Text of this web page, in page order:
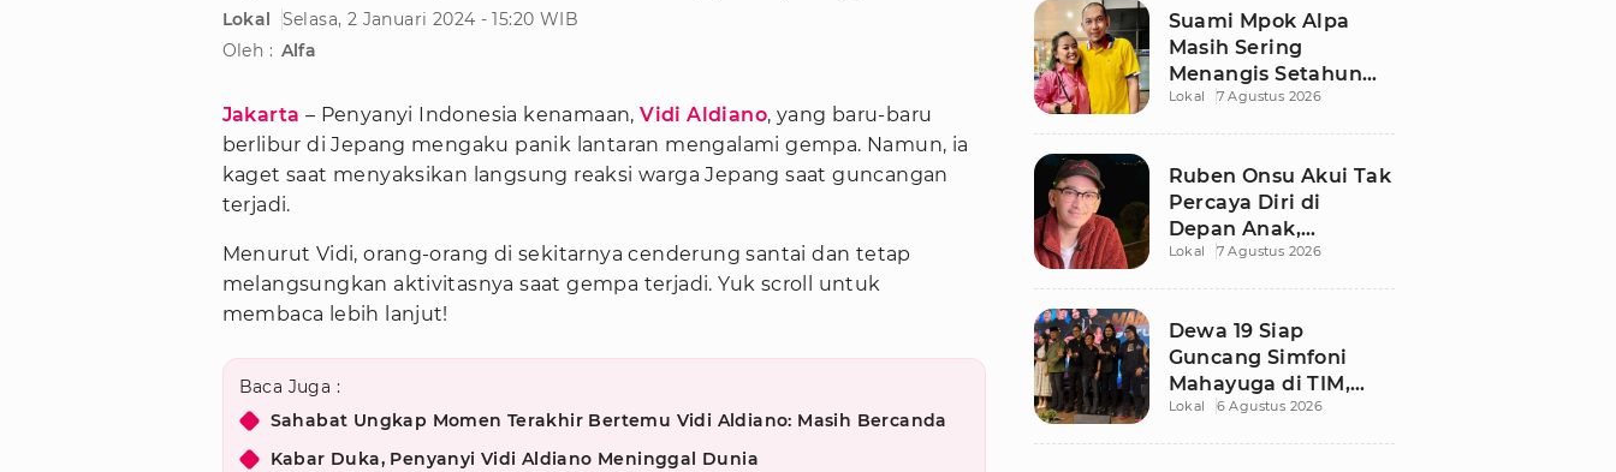
Lokal
Selasa, 2 Januari 2024 - 15:20 WIB
Oleh : Alfa
Jakarta – Penyanyi Indonesia kenamaan,Vidi Aldiano, yang baru-baru
berlibur di Jepang mengaku panik lantaran mengalami gempa. Namun, ia
kaget saat menyaksikan langsung reaksi warga Jepang saat guncangan
terjadi.
Menurut Vidi, orang-orang di sekitarnya cenderung santai dan tetap
melangsungkan aktivitasnya saat gempa terjadi. Yuk scroll untuk
membaca lebih lanjut!
Baca Juga :
Sahabat Ungkap Momen Terakhir Bertemu Vidi Aldiano: Masih Bercanda
Kabar Duka, Penyanyi Vidi Aldiano Meninggal Dunia
Suami Mpok Alpa
Masih Sering
Menangis Setahun
Setelah Kepergian
Lokal 7 Agustus 2026
Ruben Onsu Akui Tak
Percaya Diri di
Depan Anak,
Singgung Polemik
Lokal 7 Agustus 2026
Dewa 19 Siap
Guncang Simfoni
Mahayuga di TIM,
Bawakan Lagu
Lokal 6 Agustus 2026